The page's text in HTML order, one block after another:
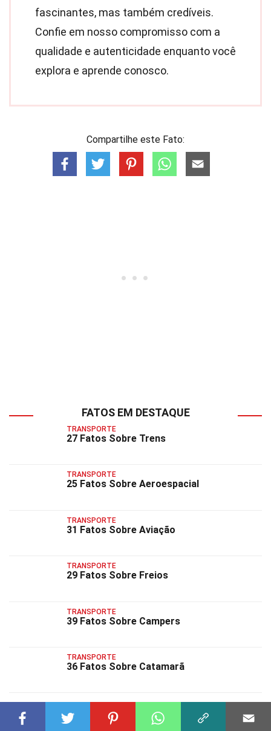
fascinantes, mas também credíveis.
Confie em nosso compromisso com a
qualidade e autenticidade enquanto você
explora e aprende conosco.
Compartilhe este Fato:
FATOS EM DESTAQUE
TRANSPORTE
27 Fatos Sobre Trens
TRANSPORTE
25 Fatos Sobre Aeroespacial
TRANSPORTE
31 Fatos Sobre Aviação
TRANSPORTE
29 Fatos Sobre Freios
TRANSPORTE
39 Fatos Sobre Campers
TRANSPORTE
36 Fatos Sobre Catamarã